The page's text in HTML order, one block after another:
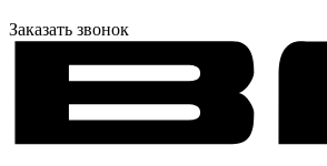
Заказать звонок